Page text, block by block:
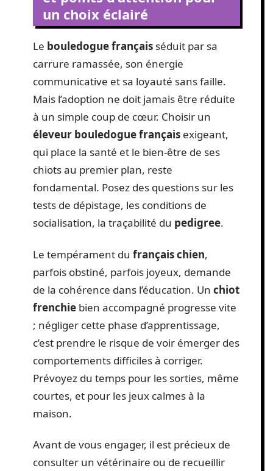
un choix éclairé
Le bouledogue français séduit par sa
carrure ramassée, son énergie
communicative et sa loyauté sans faille.
Mais l’adoption ne doit jamais être réduite
à un simple coup de cœur. Choisir un
éleveur bouledogue français exigeant,
qui place la santé et le bien-être de ses
chiots au premier plan, reste
fondamental. Posez des questions sur les
tests de dépistage, les conditions de
socialisation, la traçabilité du pedigree.
Le tempérament du français chien,
parfois obstiné, parfois joyeux, demande
de la cohérence dans l’éducation. Un chiot
frenchie bien accompagné progresse vite
; négliger cette phase d’apprentissage,
c’est prendre le risque de voir émerger des
comportements difficiles à corriger.
Prévoyez du temps pour les sorties, même
courtes, et pour les jeux calmes à la
maison.
Avant de vous engager, il est précieux de
consulter un vétérinaire ou de recueillir